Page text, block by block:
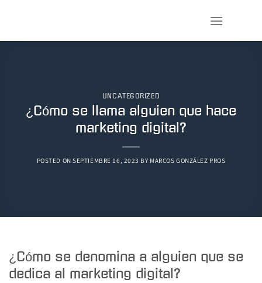
UNCATEGORIZED
¿Cómo se llama alguien que hace
marketing digital?
POSTED ONSEPTIEMBRE 16, 2023 BY MARCOS GONZÁLEZ PROS
¿Cómo se denomina a alguien que se
dedica al marketing digital?